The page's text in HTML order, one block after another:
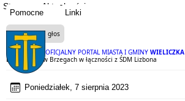
Pomocne Linki
OFICJALNY PORTAL MIASTA I GMINY WIELICZKA
Strona Aktualności
Czytaj na głos
Dom Pokoju w Brzegach w łączności z ŚDM Lizbona
Poniedziałek, 7 sierpnia 2023